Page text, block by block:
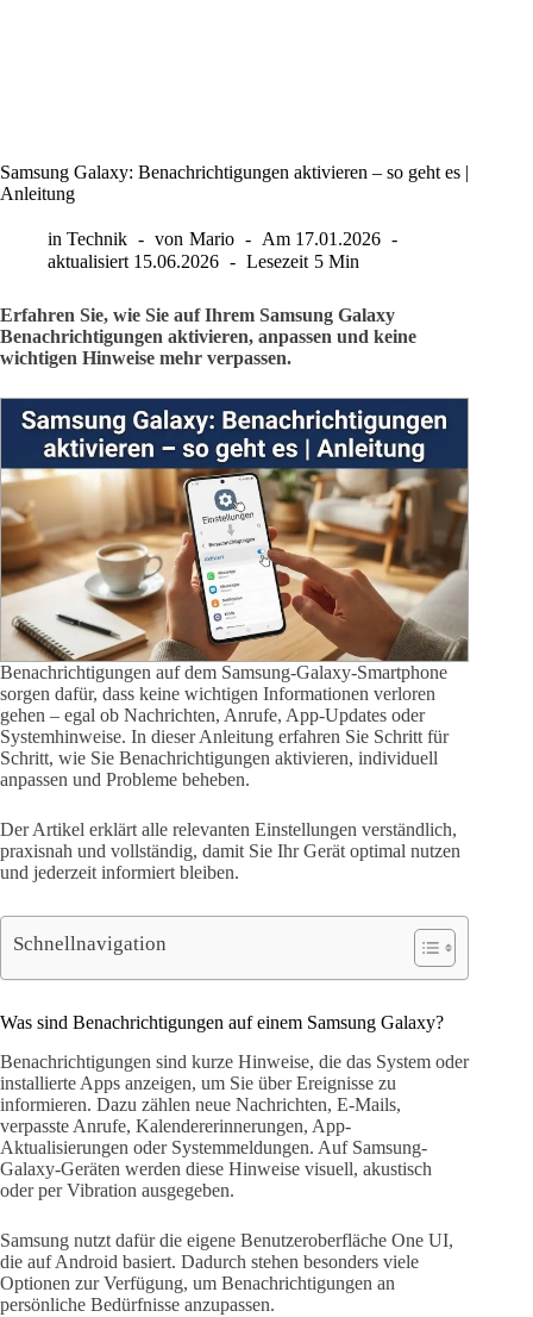
Samsung Galaxy: Benachrichtigungen aktivieren – so geht es |
Anleitung
in Technik von Mario Am 17.01.2026
aktualisiert 15.06.2026 Lesezeit 5 Min
Erfahren Sie, wie Sie auf Ihrem Samsung Galaxy
Benachrichtigungen aktivieren, anpassen und keine
wichtigen Hinweise mehr verpassen.
Benachrichtigungen auf dem Samsung-Galaxy-Smartphone
sorgen dafür, dass keine wichtigen Informationen verloren
gehen – egal ob Nachrichten, Anrufe, App-Updates oder
Systemhinweise. In dieser Anleitung erfahren Sie Schritt für
Schritt, wie Sie Benachrichtigungen aktivieren, individuell
anpassen und Probleme beheben.
Der Artikel erklärt alle relevanten Einstellungen verständlich,
praxisnah und vollständig, damit Sie Ihr Gerät optimal nutzen
und jederzeit informiert bleiben.
Schnellnavigation
Was sind Benachrichtigungen auf einem Samsung Galaxy?
Benachrichtigungen sind kurze Hinweise, die das System oder
installierte Apps anzeigen, um Sie über Ereignisse zu
informieren. Dazu zählen neue Nachrichten, E-Mails,
verpasste Anrufe, Kalendererinnerungen, App-
Aktualisierungen oder Systemmeldungen. Auf Samsung-
Galaxy-Geräten werden diese Hinweise visuell, akustisch
oder per Vibration ausgegeben.
Samsung nutzt dafür die eigene Benutzeroberfläche One UI,
die auf Android basiert. Dadurch stehen besonders viele
Optionen zur Verfügung, um Benachrichtigungen an
persönliche Bedürfnisse anzupassen.